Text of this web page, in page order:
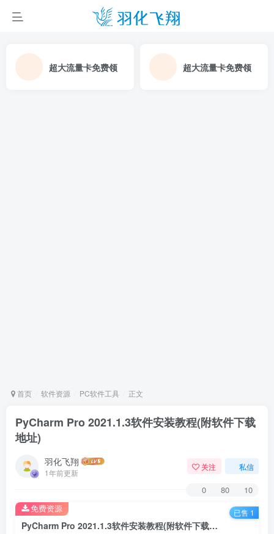
超大流量卡免费领 超大流量卡免费领
首页 软件资源 PC软件工具 正文
PyCharm Pro 2021.1.3软件安装教程(附软件下载
地址)
羽化飞翔
1年前更新
关注 私信
0 80 10
PyCharm Pro 2021.1.3软件安装教程(附软件下载地址)
免费资源 已售 1